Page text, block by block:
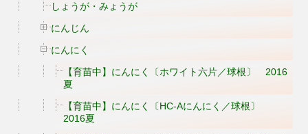
しょうが・みょうが
にんじん
にんにく
【育苗中】にんにく〔ホワイト六片／球根〕 2016
夏
【育苗中】にんにく〔HC-Aにんにく／球根〕
2016夏